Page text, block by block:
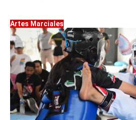
Artes Marciales